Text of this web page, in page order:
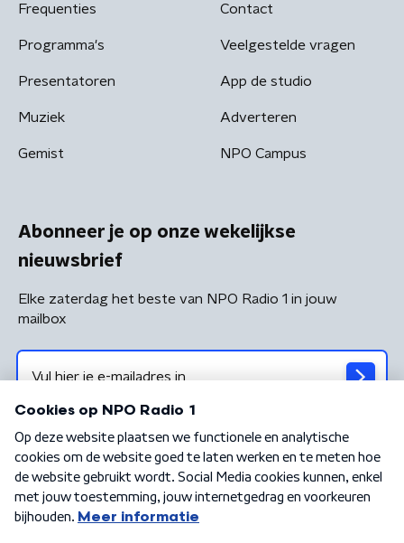
Frequenties
Programma's
Presentatoren
Muziek
Gemist
Contact
Veelgestelde vragen
App de studio
Adverteren
NPO Campus
Abonneer je op onze wekelijkse
nieuwsbrief
Elke zaterdag het beste van NPO Radio 1 in jouw
mailbox
Algemene voorwaarden